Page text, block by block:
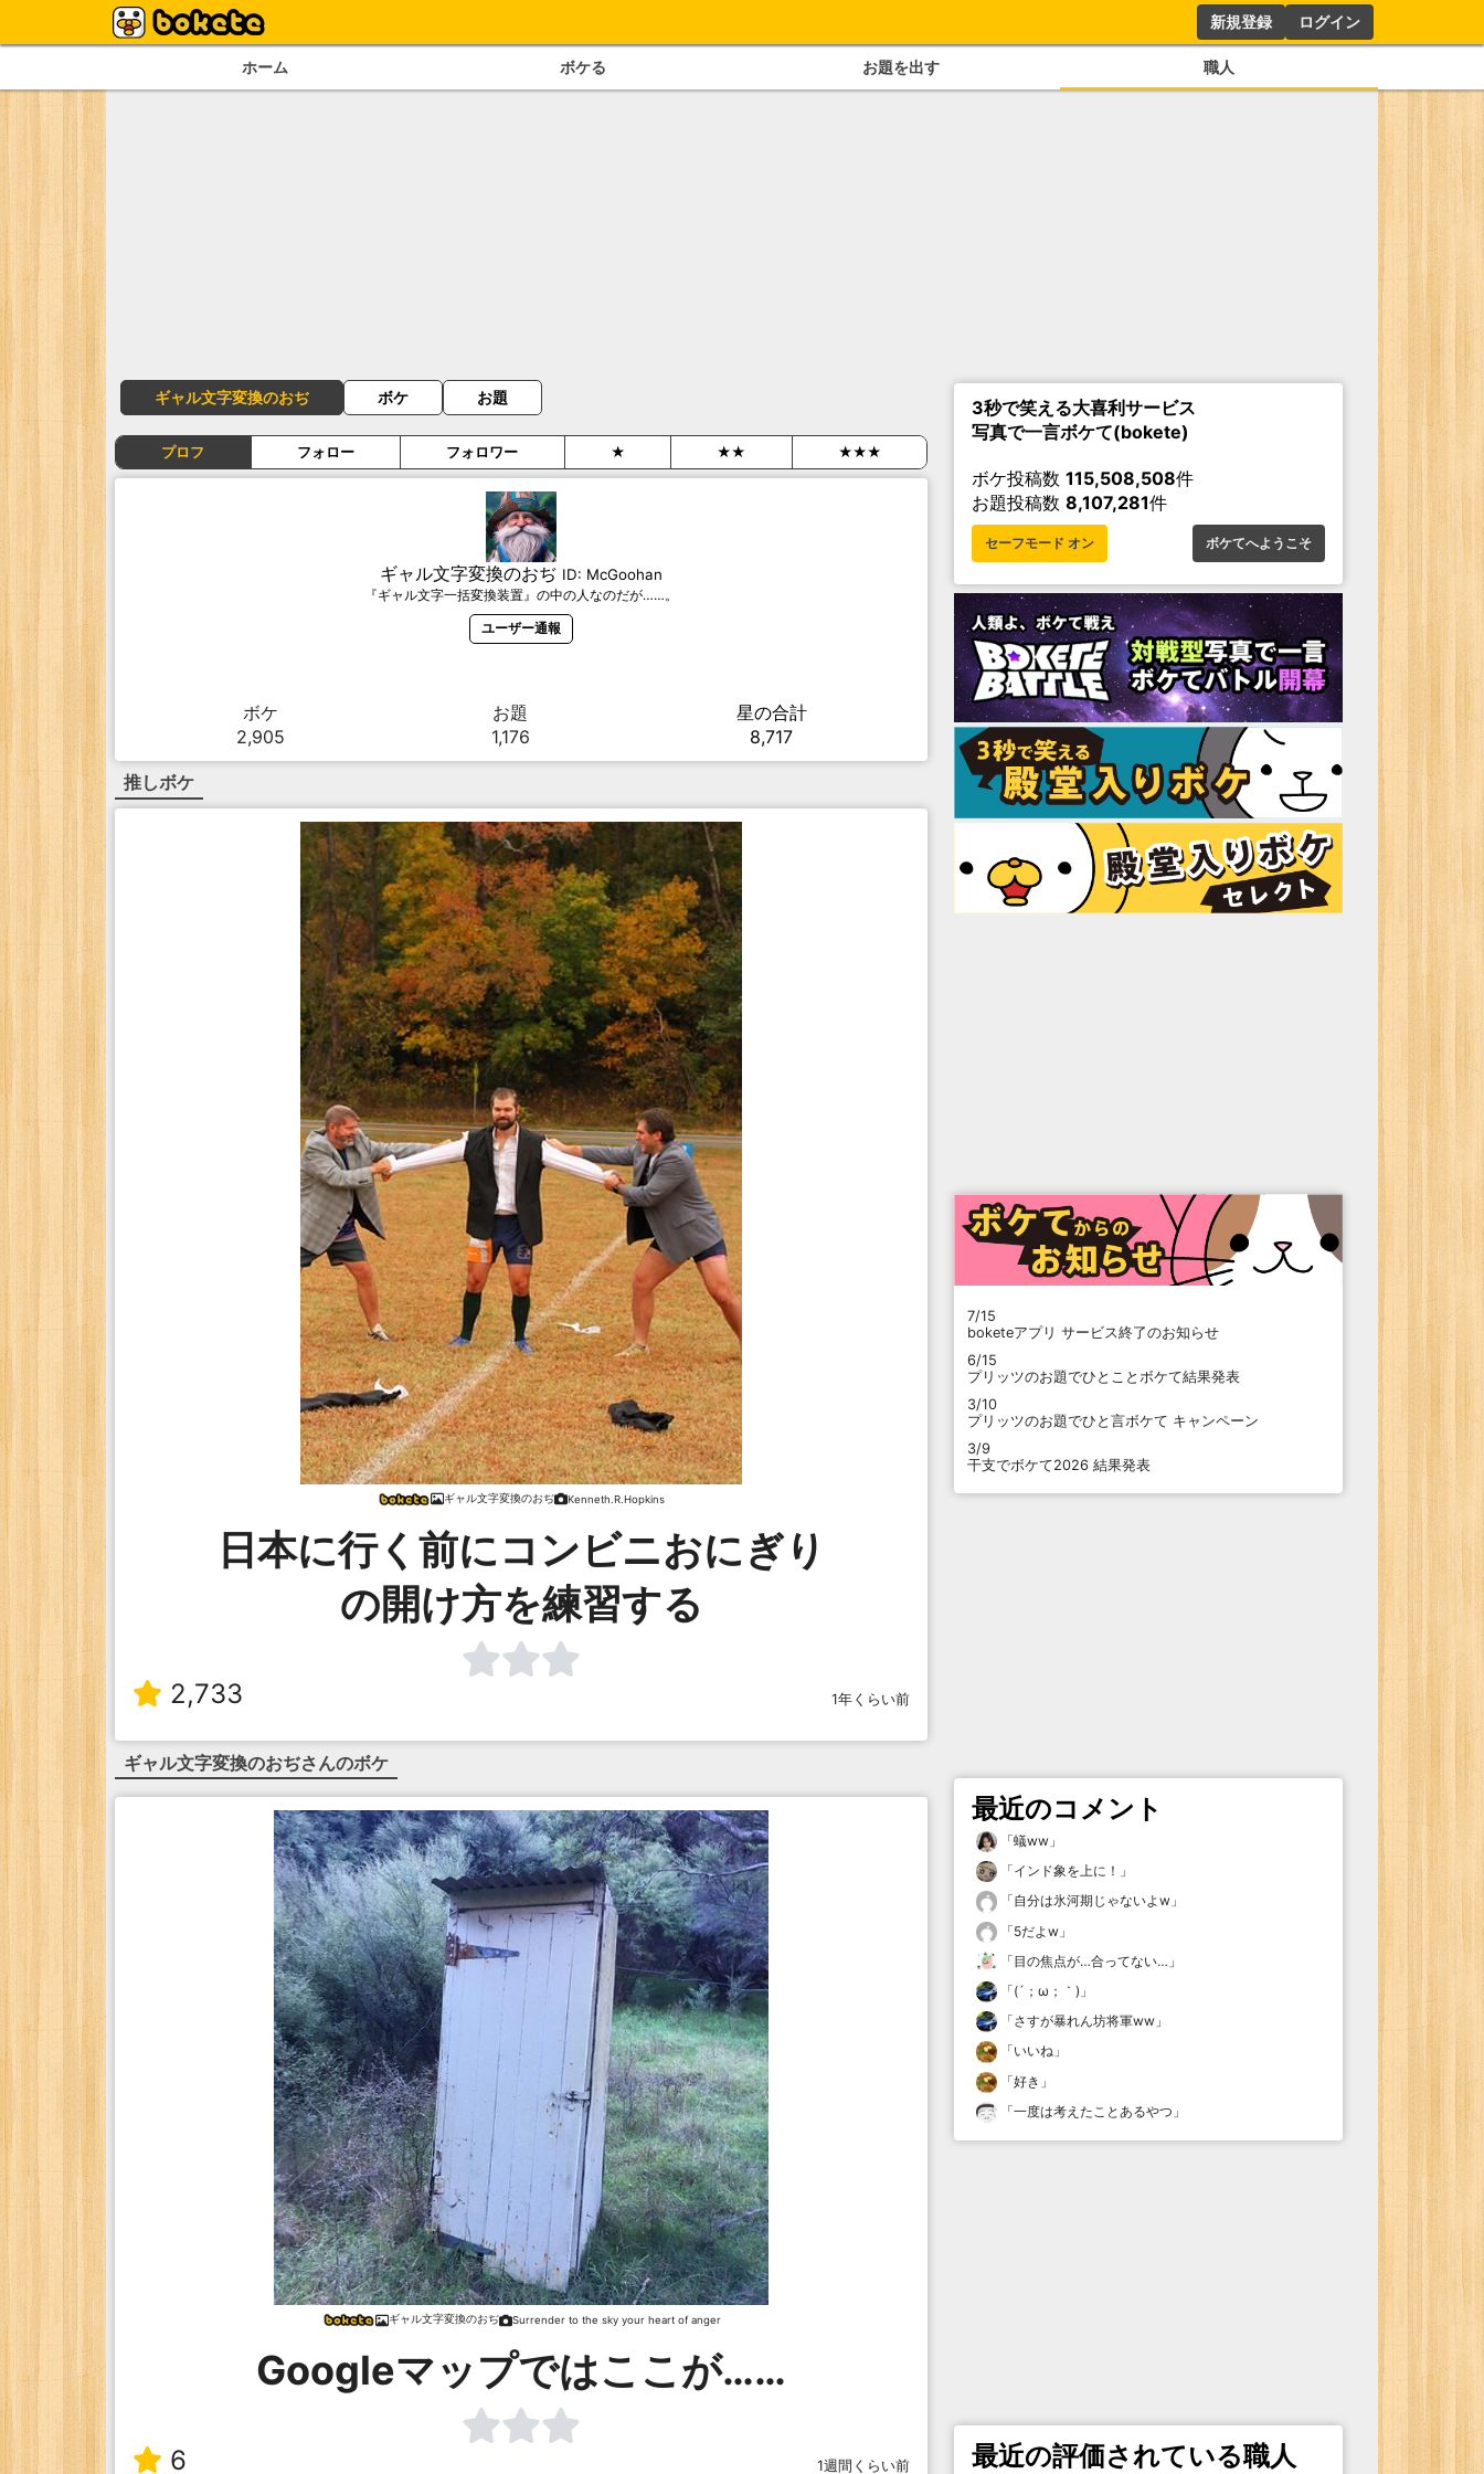
新規登録 ログイン
ホーム ボケる お題を出す 職人
ギャル文字変換のおぢ ボケ お題
プロフ フォロー フォロワー ★ ★★ ★★★
ギャル文字変換のおぢ ID: McGoohan
『ギャル文字一括変換装置』の中の人なのだが……。
ユーザー通報
ボケ
2,905
お題
1,176
星の合計
8,717
推しボケ
ギャル文字変換のおぢ Kenneth.R.Hopkins
日本に行く前にコンビニおにぎり
の開け方を練習する
2,733 1年くらい前
ギャル文字変換のおぢさんのボケ
ギャル文字変換のおぢ Surrender to the sky your heart of anger
Googleマップではここが……
6 1週間くらい前
3秒で笑える大喜利サービス
写真で一言ボケて(bokete)
ボケ投稿数 115,508,508件
お題投稿数 8,107,281件
セーフモード オン ボケてへようこそ
7/15
boketeアプリ サービス終了のお知らせ
6/15
プリッツのお題でひとことボケて結果発表
3/10
プリッツのお題でひと言ボケて キャンペーン
3/9
干支でボケて2026 結果発表
最近のコメント
「蟻ww 」
「インド象を上に！ 」
「自分は氷河期じゃないよw 」
「5だよw 」
「目の焦点が…合ってない… 」
「(´；ω；｀) 」
「さすが暴れん坊将軍ww 」
「いいね 」
「好き 」
「一度は考えたことあるやつ 」
最近の評価されている職人